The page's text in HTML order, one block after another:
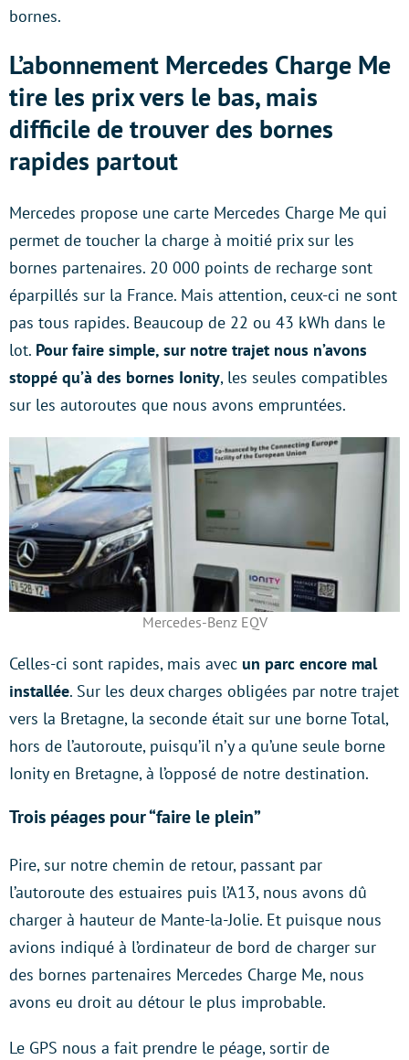
bornes.
L’abonnement Mercedes Charge Me
tire les prix vers le bas, mais
difficile de trouver des bornes
rapides partout
Mercedes propose une carte Mercedes Charge Me qui
permet de toucher la charge à moitié prix sur les
bornes partenaires. 20 000 points de recharge sont
éparpillés sur la France. Mais attention, ceux-ci ne sont
pas tous rapides. Beaucoup de 22 ou 43 kWh dans le
lot. Pour faire simple, sur notre trajet nous n’avons
stoppé qu’à des bornes Ionity, les seules compatibles
sur les autoroutes que nous avons empruntées.
Mercedes-Benz EQV
Celles-ci sont rapides, mais avec un parc encore mal
installée. Sur les deux charges obligées par notre trajet
vers la Bretagne, la seconde était sur une borne Total,
hors de l’autoroute, puisqu’il n’y a qu’une seule borne
Ionity en Bretagne, à l’opposé de notre destination.
Trois péages pour “faire le plein”
Pire, sur notre chemin de retour, passant par
l’autoroute des estuaires puis l’A13, nous avons dû
charger à hauteur de Mante-la-Jolie. Et puisque nous
avions indiqué à l’ordinateur de bord de charger sur
des bornes partenaires Mercedes Charge Me, nous
avons eu droit au détour le plus improbable.
Le GPS nous a fait prendre le péage, sortir de